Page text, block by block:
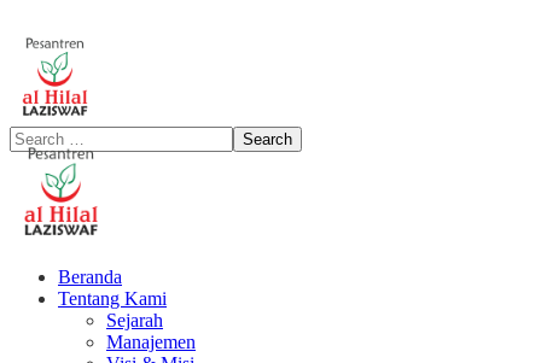
Beranda
Tentang Kami
Sejarah
Manajemen